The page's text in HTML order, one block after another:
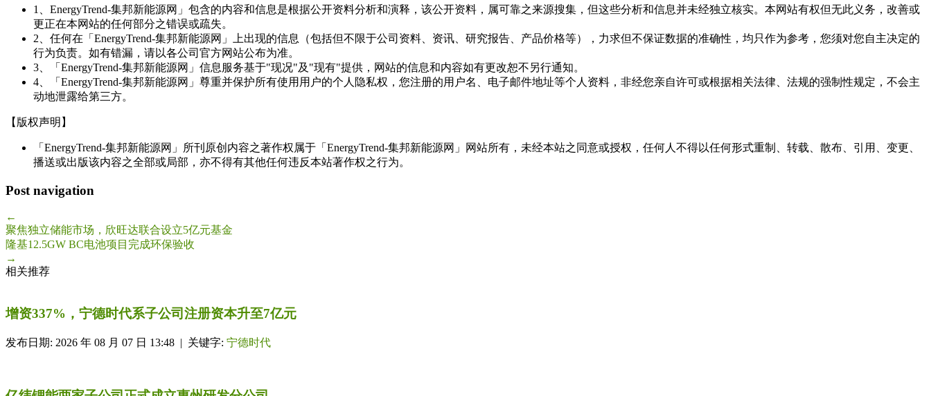
1、EnergyTrend-集邦新能源网」包含的内容和信息是根据公开资料分析和演释，该公开资料，属可靠之来源搜集，但这些分析和信息并未经独立核实。本网站有权但无此义务，改善或
更正在本网站的任何部分之错误或疏失。
2、任何在「EnergyTrend-集邦新能源网」上出现的信息（包括但不限于公司资料、资讯、研究报告、产品价格等），力求但不保证数据的准确性，均只作为参考，您须对您自主决定的
行为负责。如有错漏，请以各公司官方网站公布为准。
3、「EnergyTrend-集邦新能源网」信息服务基于"现况"及"现有"提供，网站的信息和内容如有更改恕不另行通知。
4、「EnergyTrend-集邦新能源网」尊重并保护所有使用用户的个人隐私权，您注册的用户名、电子邮件地址等个人资料，非经您亲自许可或根据相关法律、法规的强制性规定，不会主
动地泄露给第三方。
【版权声明】
「EnergyTrend-集邦新能源网」所刊原创内容之著作权属于「EnergyTrend-集邦新能源网」网站所有，未经本站之同意或授权，任何人不得以任何形式重制、转载、散布、引用、变更、
播送或出版该内容之全部或局部，亦不得有其他任何违反本站著作权之行为。
Post navigation
←
聚焦独立储能市场，欣旺达联合设立5亿元基金
隆基12.5GW BC电池项目完成环保验收
→
相关推荐
增资337%，宁德时代系子公司注册资本升至7亿元
发布日期: 2026 年 08 月 07 日 13:48 | 关键字: 宁德时代